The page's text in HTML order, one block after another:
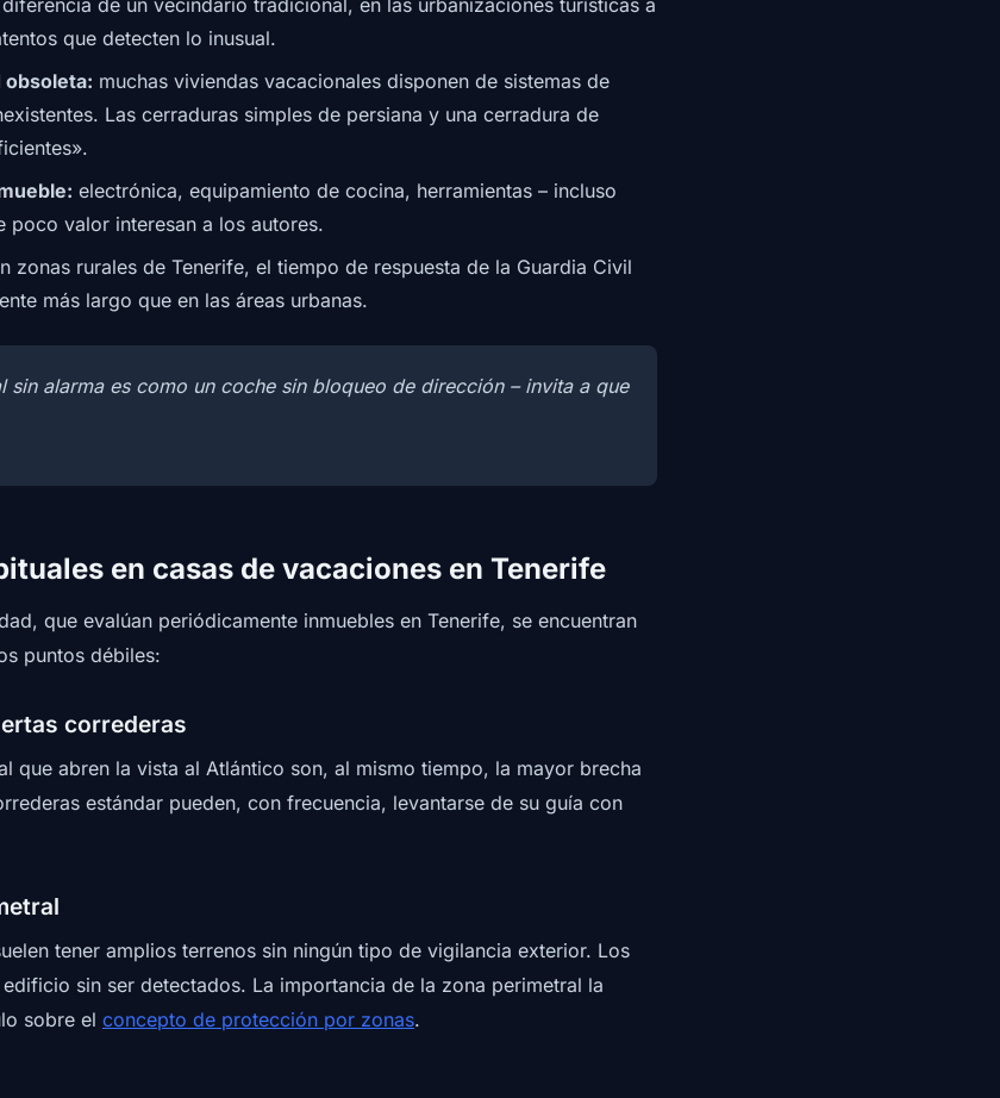
que detecten lo inusual.
obsoleta: muchas viviendas vacacionales disponen de sistemas de
Las cerraduras simples de persiana y una cerradura de
electrónica, equipamiento de cocina, herramientas – incluso
poco valor interesan a los autores.
zonas rurales de Tenerife, el tiempo de respuesta de la Guardia Civil
más largo que en las áreas urbanas.
sin alarma es como un coche sin bloqueo de dirección – invita a que
en casas de vacaciones en Tenerife
que evalúan periódicamente inmuebles en Tenerife, se encuentran
puntos débiles:
correderas
que abren la vista al Atlántico son, al mismo tiempo, la mayor brecha
estándar pueden, con frecuencia, levantarse de su guía con
tener amplios terrenos sin ningún tipo de vigilancia exterior. Los
sin ser detectados. La importancia de la zona perimetral la
sobre el concepto de protección por zonas.